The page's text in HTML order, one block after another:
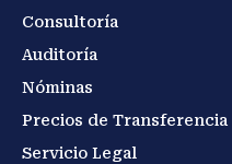
Consultoría
Auditoría
Nóminas
Precios de Transferencia
Servicio Legal